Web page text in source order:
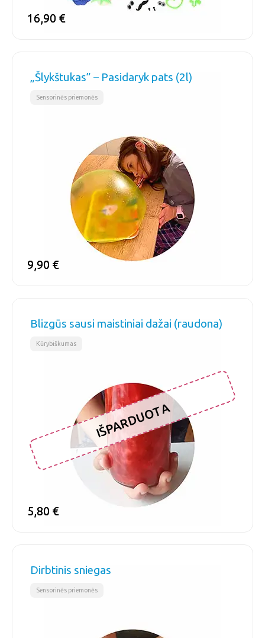
16,90 €
16,90 €
„Šlykštukas” – Pasidaryk pats (2l)
Sensorinės priemonės
9,90 €
9,90 €
Blizgūs sausi maistiniai dažai (raudona)
Kūrybiškumas
5,80 €
IŠPARDUOTA
5,80 €
Dirbtinis sniegas
Sensorinės priemonės